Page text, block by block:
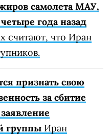
самолета МАУ,
года назад
считают, что Иран
признать свою
за сбитие
группы Иран